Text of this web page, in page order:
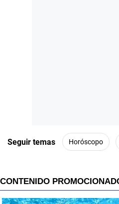
Seguir temas Horóscopo